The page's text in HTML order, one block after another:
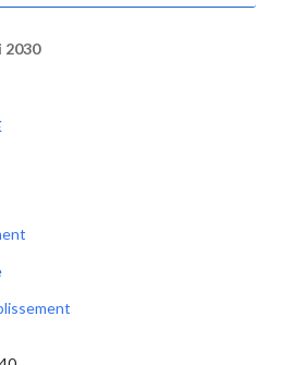
2030